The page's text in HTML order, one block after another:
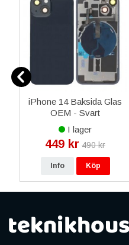
iPhone 14 Baksida Glas
OEM - Svart
I lager
449 kr 490 kr
Info Köp